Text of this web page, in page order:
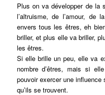
Plus on va développer de la
l’altruisme, de l’amour, de
envers tous les êtres, eh
briller, et plus elle va briller,
les êtres.
Si elle brille un peu, elle va
nombre d’êtres, mais si
pouvoir exercer une influence
qu’ils se trouvent.